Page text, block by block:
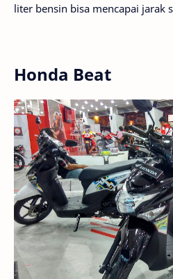
liter bensin bisa mencapai jarak
Honda Beat